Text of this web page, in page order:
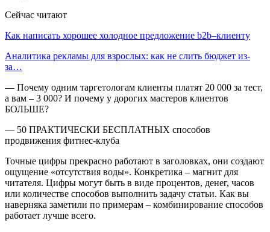
Сейчас читают
Как написать хорошее холодное предложение b2b–клиенту
Аналитика рекламы для взрослых: как не слить бюджет из-
за…
— Почему одним таргетологам клиенты платят 20 000 за тест,
а вам – 3 000? И почему у дорогих мастеров клиентов
БОЛЬШЕ?
— 50 ПРАКТИЧЕСКИ БЕСПЛАТНЫХ способов
продвижения фитнес-клуба
Точные цифры прекрасно работают в заголовках, они создают
ощущение «отсутствия воды». Конкретика – магнит для
читателя. Цифры могут быть в виде процентов, денег, часов
или количестве способов выполнить задачу статьи. Как вы
наверняка заметили по примерам – комбинирование способов
работает лучше всего.